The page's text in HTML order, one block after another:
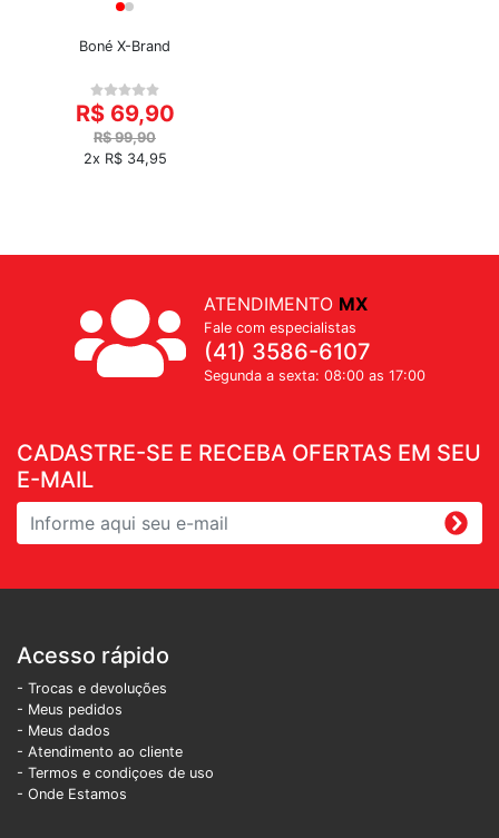
Boné X-Brand
R$ 69,90
R$ 99,90
2x R$ 34,95
CADASTRE-SE E RECEBA OFERTAS EM SEU
E-MAIL
ATENDIMENTO MX
Fale com especialistas
(41) 3586-6107
Segunda a sexta: 08:00 as 17:00
Acesso rápido
- Trocas e devoluções
- Meus pedidos
- Meus dados
- Atendimento ao cliente
- Termos e condiçoes de uso
- Onde Estamos